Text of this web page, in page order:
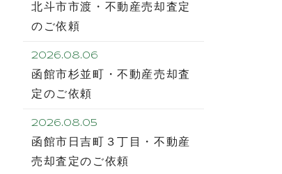
北斗市市渡・不動産売却査定
のご依頼
2026.08.06
函館市杉並町・不動産売却査
定のご依頼
2026.08.05
函館市日吉町３丁目・不動産
売却査定のご依頼